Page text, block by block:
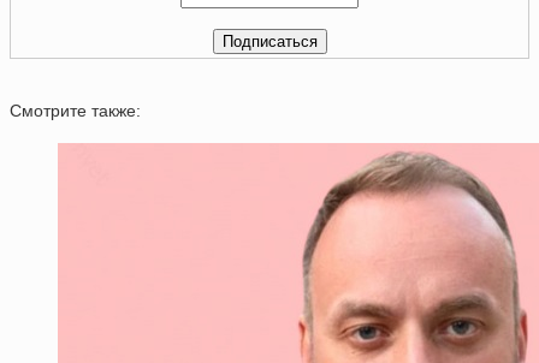
Смотрите также: